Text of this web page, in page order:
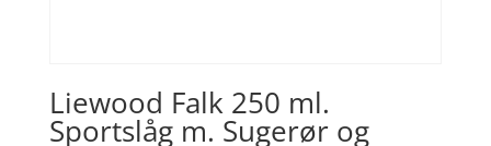
Liewood Falk 250 ml.
Sportslåg m. Sugerør og